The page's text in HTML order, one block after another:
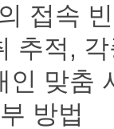
접속
추적,
인 맞춤
방법